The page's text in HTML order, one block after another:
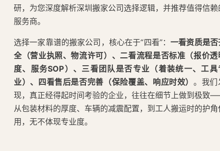
研，为您深度解析深圳搬家公司选择逻辑，并推荐值得信赖
服务商。
选择一家靠谱的搬家公司，核心在于“四看”：一看资质是否
全（营业执照、物流许可）、二看流程是否标准（报价透
度、服务SOP）、三看团队是否专业（着装统一、工具
业）、四看售后是否完善（保险覆盖、响应时效）。我们
现，真正经得起时间考验的企业，往往在细节上做到极致
从包装材料的厚度、车辆的减震配置，到工人搬运时的护角
用，无不体现专业度。